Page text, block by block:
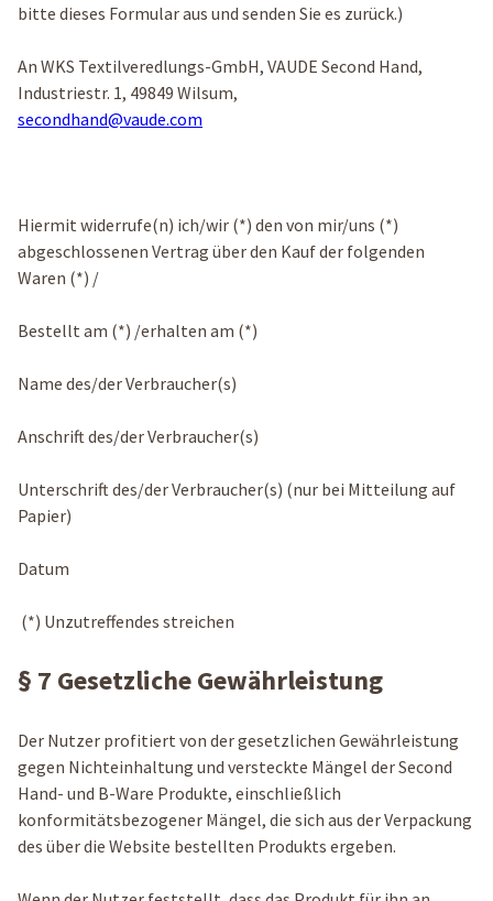
bitte dieses Formular aus und senden Sie es zurück.)
An WKS Textilveredlungs-GmbH, VAUDE Second Hand,
Industriestr. 1, 49849 Wilsum,
secondhand@vaude.com
Hiermit widerrufe(n) ich/wir (*) den von mir/uns (*)
abgeschlossenen Vertrag über den Kauf der folgenden
Waren (*) /
Bestellt am (*) /erhalten am (*)
Name des/der Verbraucher(s)
Anschrift des/der Verbraucher(s)
Unterschrift des/der Verbraucher(s) (nur bei Mitteilung auf
Papier)
Datum
(*) Unzutreffendes streichen
§ 7 Gesetzliche Gewährleistung
Der Nutzer profitiert von der gesetzlichen Gewährleistung
gegen Nichteinhaltung und versteckte Mängel der Second
Hand- und B-Ware Produkte, einschließlich
konformitätsbezogener Mängel, die sich aus der Verpackung
des über die Website bestellten Produkts ergeben.